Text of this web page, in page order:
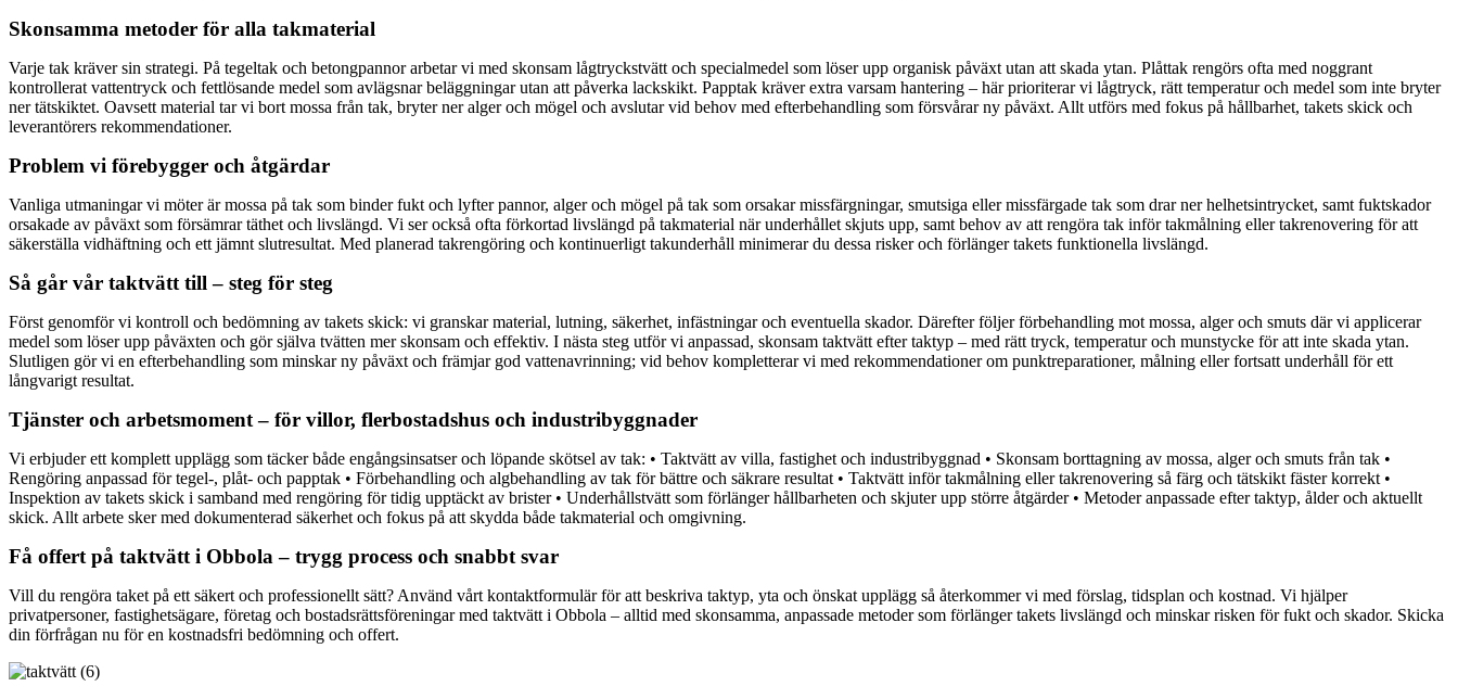
Skonsamma metoder för alla takmaterial
Varje tak kräver sin strategi. På tegeltak och betongpannor arbetar vi med skonsam lågtryckstvätt och specialmedel som löser upp organisk påväxt utan att skada ytan. Plåttak rengörs ofta med noggrant
kontrollerat vattentryck och fettlösande medel som avlägsnar beläggningar utan att påverka lackskikt. Papptak kräver extra varsam hantering – här prioriterar vi lågtryck, rätt temperatur och medel som inte bryter
ner tätskiktet. Oavsett material tar vi bort mossa från tak, bryter ner alger och mögel och avslutar vid behov med efterbehandling som försvårar ny påväxt. Allt utförs med fokus på hållbarhet, takets skick och
leverantörers rekommendationer.
Problem vi förebygger och åtgärdar
Vanliga utmaningar vi möter är mossa på tak som binder fukt och lyfter pannor, alger och mögel på tak som orsakar missfärgningar, smutsiga eller missfärgade tak som drar ner helhetsintrycket, samt fuktskador
orsakade av påväxt som försämrar täthet och livslängd. Vi ser också ofta förkortad livslängd på takmaterial när underhållet skjuts upp, samt behov av att rengöra tak inför takmålning eller takrenovering för att
säkerställa vidhäftning och ett jämnt slutresultat. Med planerad takrengöring och kontinuerligt takunderhåll minimerar du dessa risker och förlänger takets funktionella livslängd.
Så går vår taktvätt till – steg för steg
Först genomför vi kontroll och bedömning av takets skick: vi granskar material, lutning, säkerhet, infästningar och eventuella skador. Därefter följer förbehandling mot mossa, alger och smuts där vi applicerar
medel som löser upp påväxten och gör själva tvätten mer skonsam och effektiv. I nästa steg utför vi anpassad, skonsam taktvätt efter taktyp – med rätt tryck, temperatur och munstycke för att inte skada ytan.
Slutligen gör vi en efterbehandling som minskar ny påväxt och främjar god vattenavrinning; vid behov kompletterar vi med rekommendationer om punktreparationer, målning eller fortsatt underhåll för ett
långvarigt resultat.
Tjänster och arbetsmoment – för villor, flerbostadshus och industribyggnader
Vi erbjuder ett komplett upplägg som täcker både engångsinsatser och löpande skötsel av tak: • Taktvätt av villa, fastighet och industribyggnad • Skonsam borttagning av mossa, alger och smuts från tak •
Rengöring anpassad för tegel-, plåt- och papptak • Förbehandling och algbehandling av tak för bättre och säkrare resultat • Taktvätt inför takmålning eller takrenovering så färg och tätskikt fäster korrekt •
Inspektion av takets skick i samband med rengöring för tidig upptäckt av brister • Underhållstvätt som förlänger hållbarheten och skjuter upp större åtgärder • Metoder anpassade efter taktyp, ålder och aktuellt
skick. Allt arbete sker med dokumenterad säkerhet och fokus på att skydda både takmaterial och omgivning.
Få offert på taktvätt i Obbola – trygg process och snabbt svar
Vill du rengöra taket på ett säkert och professionellt sätt? Använd vårt kontaktformulär för att beskriva taktyp, yta och önskat upplägg så återkommer vi med förslag, tidsplan och kostnad. Vi hjälper
privatpersoner, fastighetsägare, företag och bostadsrättsföreningar med taktvätt i Obbola – alltid med skonsamma, anpassade metoder som förlänger takets livslängd och minskar risken för fukt och skador. Skicka
din förfrågan nu för en kostnadsfri bedömning och offert.